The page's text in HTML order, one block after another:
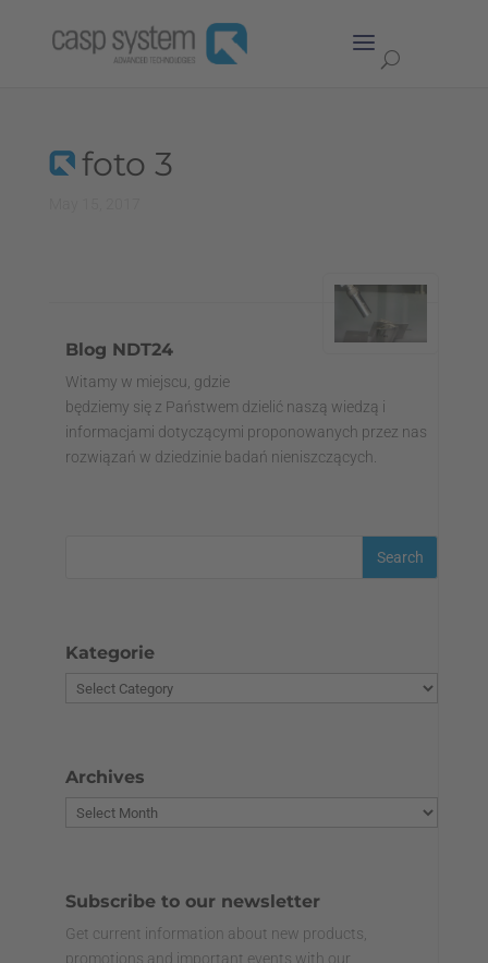
foto 3
Blog NDT24
Witamy w miejscu, gdzie
będziemy się z Państwem dzielić naszą wiedzą i
informacjami dotyczącymi proponowanych przez nas
rozwiązań w dziedzinie badań nieniszczących.
Kategorie
Archives
Subscribe to our newsletter
Get current information about new products,
promotions and important events with our